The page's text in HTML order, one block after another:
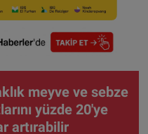
meyve ve sebze
yüzde 20'ye
artırabilir